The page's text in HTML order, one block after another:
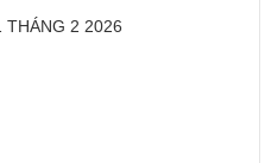
THÁNG 2 2026